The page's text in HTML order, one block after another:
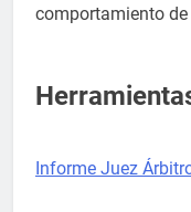
comportamiento
Informe Juez